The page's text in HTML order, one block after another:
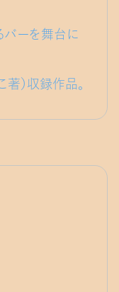
バーを舞台に
著）収録作品。